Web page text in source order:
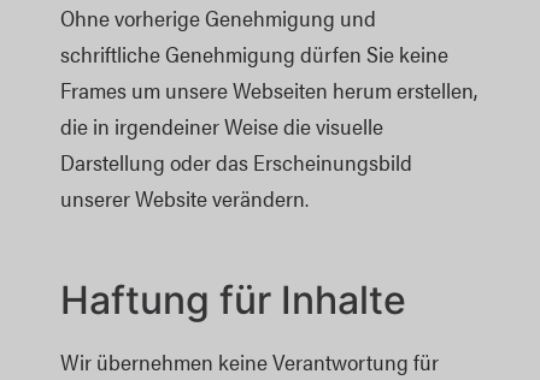
Ohne vorherige Genehmigung und
schriftliche Genehmigung dürfen Sie keine
Frames um unsere Webseiten herum erstellen,
die in irgendeiner Weise die visuelle
Darstellung oder das Erscheinungsbild
unserer Website verändern.
Haftung für Inhalte
Wir übernehmen keine Verantwortung für